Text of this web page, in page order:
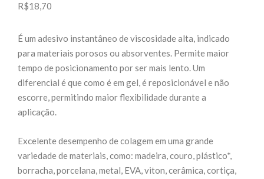
R$18,70
É um adesivo instantâneo de viscosidade alta, indicado
para materiais porosos ou absorventes. Permite maior
tempo de posicionamento por ser mais lento. Um
diferencial é que como é em gel, é reposicionável e não
escorre, permitindo maior flexibilidade durante a
aplicação.
Excelente desempenho de colagem em uma grande
variedade de materiais, como: madeira, couro, plástico*,
borracha, porcelana, metal, EVA, viton, cerâmica, cortiça,